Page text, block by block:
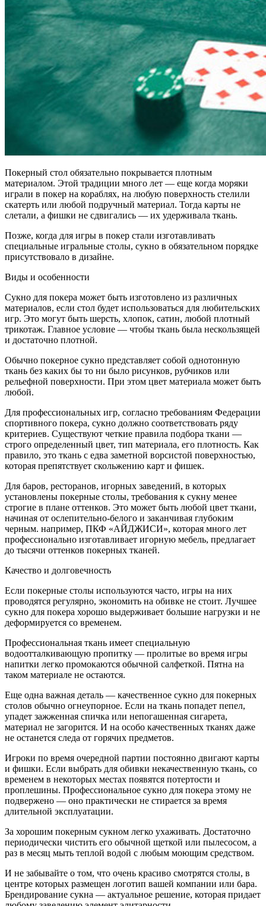
Покерный стол обязательно покрывается плотным
материалом. Этой традиции много лет — еще когда моряки
играли в покер на кораблях, на любую поверхность стелили
скатерть или любой подручный материал. Тогда карты не
слетали, а фишки не сдвигались — их удерживала ткань.
Позже, когда для игры в покер стали изготавливать
специальные игральные столы, сукно в обязательном порядке
присутствовало в дизайне.
Виды и особенности
Сукно для покера может быть изготовлено из различных
материалов, если стол будет использоваться для любительских
игр. Это могут быть шерсть, хлопок, сатин, любой плотный
трикотаж. Главное условие — чтобы ткань была нескользящей
и достаточно плотной.
Обычно покерное сукно представляет собой однотонную
ткань без каких бы то ни было рисунков, рубчиков или
рельефной поверхности. При этом цвет материала может быть
любой.
Для профессиональных игр, согласно требованиям Федерации
спортивного покера, сукно должно соответствовать ряду
критериев. Существуют четкие правила подбора ткани —
строго определенный цвет, тип материала, его плотность. Как
правило, это ткань с едва заметной ворсистой поверхностью,
которая препятствует скольжению карт и фишек.
Для баров, ресторанов, игорных заведений, в которых
установлены покерные столы, требования к сукну менее
строгие в плане оттенков. Это может быть любой цвет ткани,
начиная от ослепительно-белого и заканчивая глубоким
черным. например, ПКФ «АЙДЖИСИ», которая много лет
профессионально изготавливает игорную мебель, предлагает
до тысячи оттенков покерных тканей.
Качество и долговечность
Если покерные столы используются часто, игры на них
проводятся регулярно, экономить на обивке не стоит. Лучшее
сукно для покера хорошо выдерживает большие нагрузки и не
деформируется со временем.
Профессиональная ткань имеет специальную
водоотталкивающую пропитку — пролитые во время игры
напитки легко промокаются обычной салфеткой. Пятна на
таком материале не остаются.
Еще одна важная деталь — качественное сукно для покерных
столов обычно огнеупорное. Если на ткань попадет пепел,
упадет зажженная спичка или непогашенная сигарета,
материал не загорится. И на особо качественных тканях даже
не останется следа от горячих предметов.
Игроки по время очередной партии постоянно двигают карты
и фишки. Если выбрать для обивки некачественную ткань, со
временем в некоторых местах появятся потертости и
проплешины. Профессиональное сукно для покера этому не
подвержено — оно практически не стирается за время
длительной эксплуатации.
За хорошим покерным сукном легко ухаживать. Достаточно
периодически чистить его обычной щеткой или пылесосом, а
раз в месяц мыть теплой водой с любым моющим средством.
И не забывайте о том, что очень красиво смотрятся столы, в
центре которых размещен логотип вашей компании или бара.
Брендирование сукна — актуальное решение, которая придает